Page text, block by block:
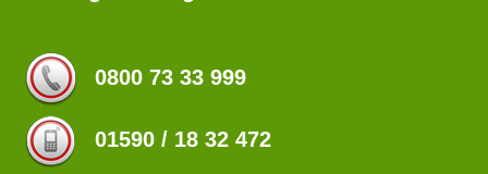
0800 73 33 999
01590 / 18 32 472